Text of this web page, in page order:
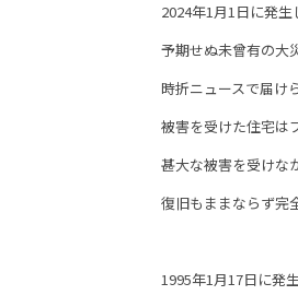
2024年1月1日に発生
予期せぬ未曾有の大
時折ニュースで届け
被害を受けた住宅は
甚大な被害を受けな
復旧もままならず完
1995年1月17日に発